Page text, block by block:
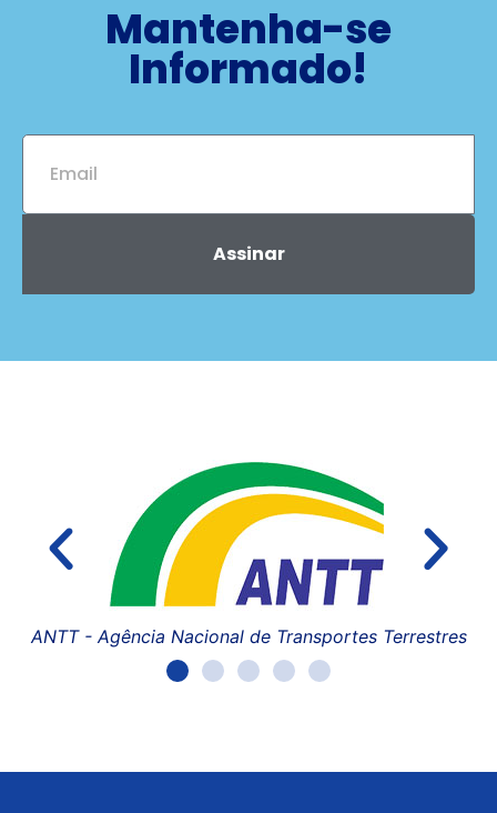
Mantenha-se
Informado!
Assinar
ANTT - Agência Nacional de Transportes Terrestres